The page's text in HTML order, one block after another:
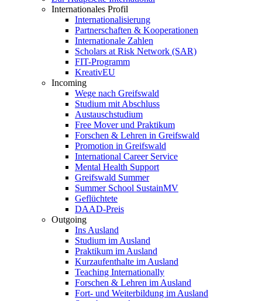
Internationales Profil
Internationalisierung
Partnerschaften & Kooperationen
Internationale Zahlen
Scholars at Risk Network (SAR)
FIT-Programm
KreativEU
Incoming
Wege nach Greifswald
Studium mit Abschluss
Austauschstudium
Free Mover und Praktikum
Forschen & Lehren in Greifswald
Promotion in Greifswald
International Career Service
Mental Health Support
Greifswald Summer
Summer School SustainMV
Geflüchtete
DAAD-Preis
Outgoing
Ins Ausland
Studium im Ausland
Praktikum im Ausland
Kurzaufenthalte im Ausland
Teaching Internationally
Forschen & Lehren im Ausland
Fort- und Weiterbildung im Ausland